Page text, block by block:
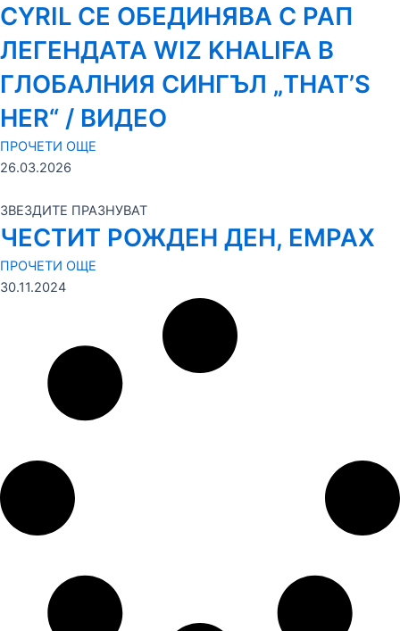
CYRIL СЕ ОБЕДИНЯВА С РАП
ЛЕГЕНДАТА WIZ KHALIFA В
ГЛОБАЛНИЯ СИНГЪЛ „THAT’S
HER“ / ВИДЕО
ПРОЧЕТИ ОЩЕ
26.03.2026
ЗВЕЗДИТЕ ПРАЗНУВАТ
ЧЕСТИТ РОЖДЕН ДЕН, ЕМРАХ
ПРОЧЕТИ ОЩЕ
30.11.2024